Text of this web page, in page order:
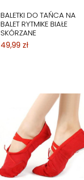
BALETKI DO TAŃCA NA
BALET RYTMIKE BIAŁE
SKÓRZANE
49,99 zł